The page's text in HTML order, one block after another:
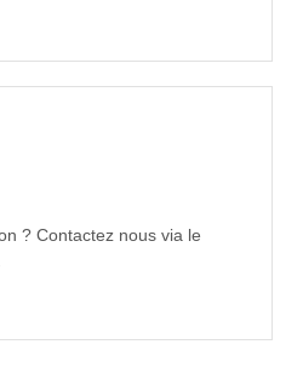
? Contactez nous via le